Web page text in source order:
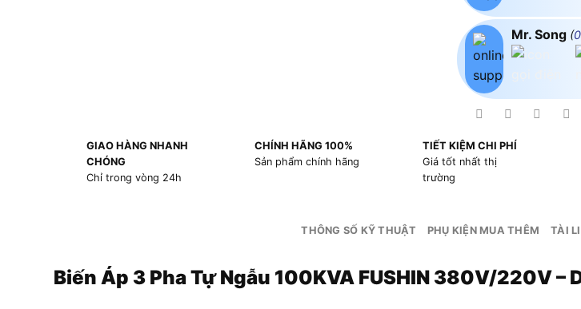
Mr. Song (
GIAO HÀNG NHANH
CHÓNG
Chỉ trong vòng 24h
CHÍNH HÃNG 100%
Sản phẩm chính hãng
TIẾT KIỆM CHI PHÍ
Giá tốt nhất thị
trường
THÔNG SỐ KỸ THUẬT PHỤ KIỆN MUA THÊM TÀI
Biến Áp 3 Pha Tự Ngẫu 100KVA FUSHIN 380V/220V